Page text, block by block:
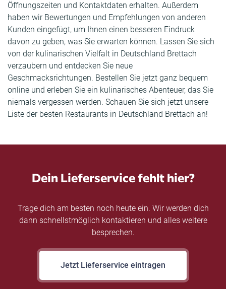
Öffnungszeiten und Kontaktdaten erhalten. Außerdem
haben wir Bewertungen und Empfehlungen von anderen
Kunden eingefügt, um Ihnen einen besseren Eindruck
davon zu geben, was Sie erwarten können. Lassen Sie sich
von der kulinarischen Vielfalt in Deutschland Brettach
verzaubern und entdecken Sie neue
Geschmacksrichtungen. Bestellen Sie jetzt ganz bequem
online und erleben Sie ein kulinarisches Abenteuer, das Sie
niemals vergessen werden. Schauen Sie sich jetzt unsere
Liste der besten Restaurants in Deutschland Brettach an!
Dein Lieferservice fehlt hier?
Trage dich am besten noch heute ein. Wir werden dich
dann schnellstmöglich kontaktieren und alles weitere
besprechen.
Jetzt Lieferservice eintragen